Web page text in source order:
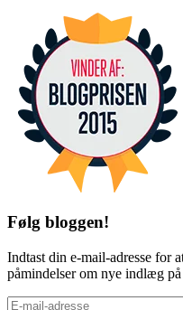
Følg bloggen!
Indtast din e-mail-adresse for
påmindelser om nye indlæg
E-